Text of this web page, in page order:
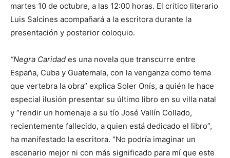
martes 10 de octubre, a las 12:00 horas. El crítico literario
Luis Salcines acompañará a la escritora durante la
presentación y posterior coloquio.
“Negra Caridad es una novela que transcurre entre
España, Cuba y Guatemala, con la venganza como tema
que vertebra la obra” explica Soler Onís, a quién le hace
especial ilusión presentar su último libro en su villa natal
y “rendir un homenaje a su tío José Vallín Collado,
recientemente fallecido, a quien está dedicado el libro”,
ha manifestado la escritora. “No podría imaginar un
escenario mejor ni con más significado para mí que este